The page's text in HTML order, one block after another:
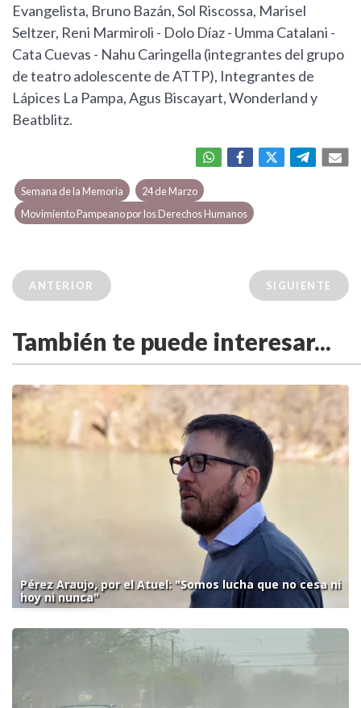
Evangelista, Bruno Bazán, Sol Riscossa, Marisel
Seltzer, Reni Marmiroli - Dolo Díaz - Umma Catalani -
Cata Cuevas - Nahu Caringella (integrantes del grupo
de teatro adolescente de ATTP), Integrantes de
Lápices La Pampa, Agus Biscayart, Wonderland y
Beatblitz.
Semana de la Memoria
24 de Marzo
Movimiento Pampeano por los Derechos Humanos
ANTERIOR SIGUIENTE
También te puede interesar...
Pérez Araujo, por el Atuel: "Somos lucha que no cesa ni
hoy ni nunca"